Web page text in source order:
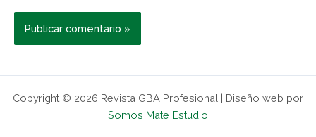
Copyright © 2026 Revista GBA Profesional | Diseño web por
Somos Mate Estudio